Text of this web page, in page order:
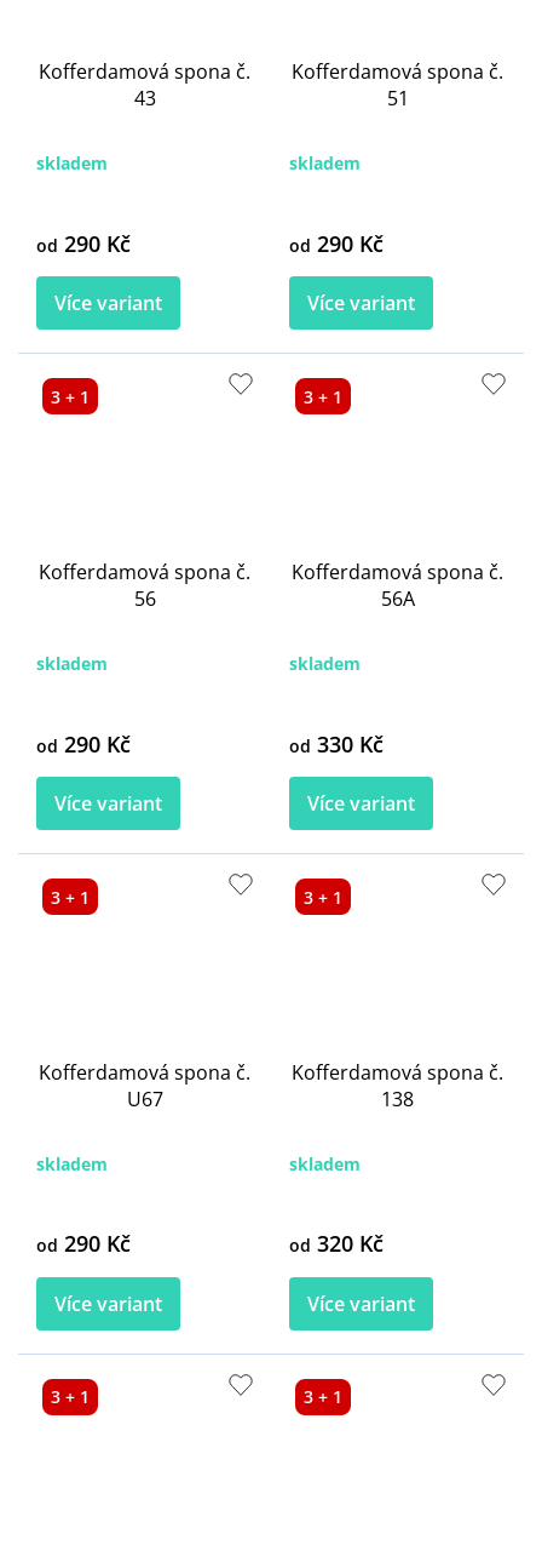
Kofferdamová spona č.
43
skladem
od 290 Kč
Více variant
Kofferdamová spona č.
51
skladem
od 290 Kč
Více variant
3 + 1
Kofferdamová spona č.
56
skladem
od 290 Kč
Více variant
3 + 1
Kofferdamová spona č.
56A
skladem
od 330 Kč
Více variant
3 + 1
Kofferdamová spona č.
U67
skladem
od 290 Kč
Více variant
3 + 1
Kofferdamová spona č.
138
skladem
od 320 Kč
Více variant
3 + 1 3 + 1